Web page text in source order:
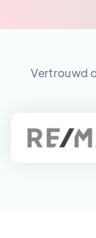
Vertrouwd